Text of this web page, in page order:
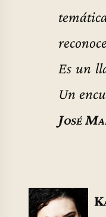
Es un
Un
José